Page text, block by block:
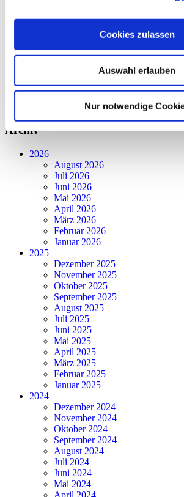
Cookies zulassen
Auswahl erlauben
Nur notwendige
Holzwerkstatt
Werkstatt Löhnberg
Kinder- und Familienzentren - Weilburg
Förderkreis
Allgemein
60. Jahre Jubiläum
Archiv
2026
August 2026
Juli 2026
Juni 2026
Mai 2026
April 2026
März 2026
Februar 2026
Januar 2026
2025
Dezember 2025
November 2025
Oktober 2025
September 2025
August 2025
Juli 2025
Juni 2025
Mai 2025
April 2025
März 2025
Februar 2025
Januar 2025
2024
Dezember 2024
November 2024
Oktober 2024
September 2024
August 2024
Juli 2024
Juni 2024
Mai 2024
April 2024